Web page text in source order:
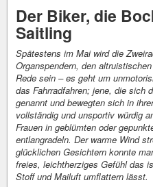
Der Biker, die
Saitling
Spätestens im Mai wird die
Organspendern, den
Rede sein – es geht um
das Fahrradfahren; jene, die sich
genannt und bewegten sich in
vollständig und unsportiv würdig
Frauen in geblümten oder
entlangradeln. Der warme Wind
glücklichen Gesichtern konnte
freies, leichtherziges Gefühl das
Stoff und Mailuft umflattern lässt.